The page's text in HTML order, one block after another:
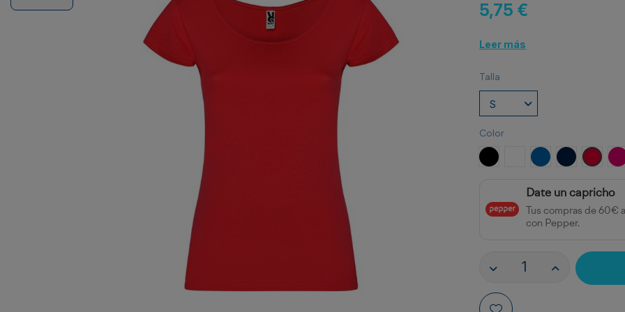
5,75 €
Leer más
Talla
Color
NEGRO BLANCOROYAL MARINOROJO
Date un capricho
Tus compras de
con Pepper.